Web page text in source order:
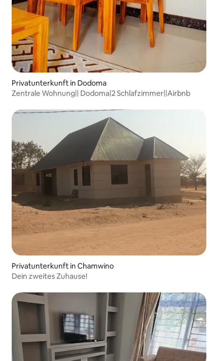
Privatunterkunft in Dodoma
Zentrale Wohnung|| Dodoma|2 Schlafzimmer||Airbnb
Privatunterkunft in Chamwino
Dein zweites Zuhause!